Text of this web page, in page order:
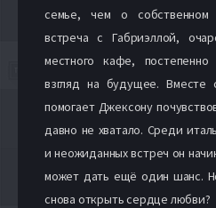
семье, чем о собственном
встреча с Габриэллой,
местного кафе,
взгляд на будущее. Вместе
помогает Джексону
давно не хватало. Среди
и неожиданных встреч он
может дать ещё один шанс.
снова открыть сердце любви?